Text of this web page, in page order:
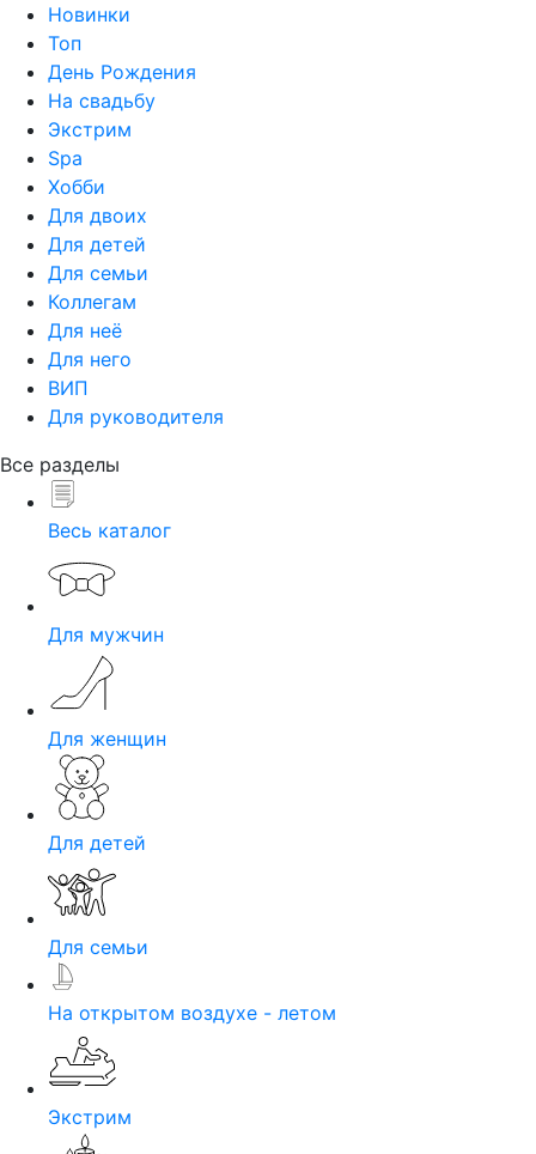
Новинки
Топ
День Рождения
На свадьбу
Экстрим
Spa
Хобби
Для двоих
Для детей
Для семьи
Коллегам
Для неё
Для него
ВИП
Для руководителя
Все разделы
Весь каталог
Для мужчин
Для женщин
Для детей
Для семьи
На открытом воздухе - летом
Экстрим